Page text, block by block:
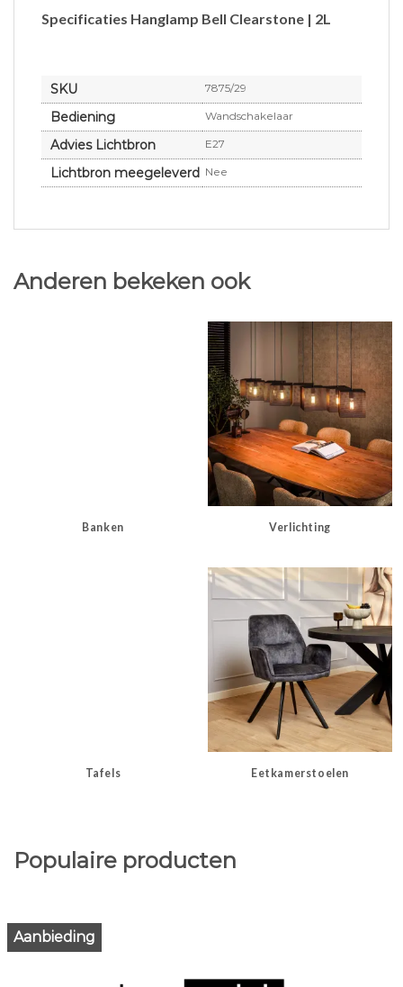
Specificaties Hanglamp Bell Clearstone | 2L
SKU 7875/29
Bediening Wandschakelaar
Advies Lichtbron E27
Lichtbron meegeleverd Nee
Anderen bekeken ook
Banken Verlichting
Tafels Eetkamerstoelen
Populaire producten
Aanbieding